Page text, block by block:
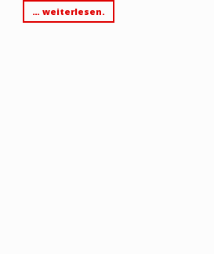
… weiterlesen.